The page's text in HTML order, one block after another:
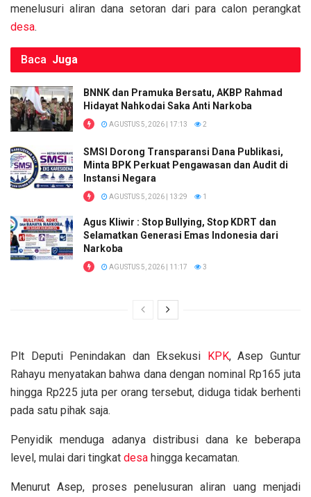
menelusuri aliran dana setoran dari para calon perangkat
desa.
Baca Juga
BNNK dan Pramuka Bersatu, AKBP Rahmad
Hidayat Nahkodai Saka Anti Narkoba
AGUSTUS 5, 2026 | 17:13 2
SMSI Dorong Transparansi Dana Publikasi,
Minta BPK Perkuat Pengawasan dan Audit di
Instansi Negara
AGUSTUS 5, 2026 | 13:29 1
Agus Kliwir : Stop Bullying, Stop KDRT dan
Selamatkan Generasi Emas Indonesia dari
Narkoba
AGUSTUS 5, 2026 | 11:17 3
Plt Deputi Penindakan dan Eksekusi KPK, Asep Guntur
Rahayu menyatakan bahwa dana dengan nominal Rp165 juta
hingga Rp225 juta per orang tersebut, diduga tidak berhenti
pada satu pihak saja.
Penyidik menduga adanya distribusi dana ke beberapa
level, mulai dari tingkat desa hingga kecamatan.
Menurut Asep, proses penelusuran aliran uang menjadi